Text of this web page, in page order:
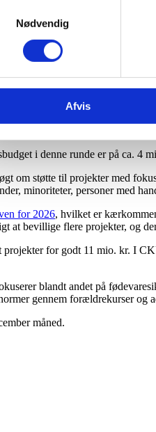
Nødvendig
Afvis
ansøgningsrunde
for CKU-puljen og ToRF-
ansøgningsrunde er der
og en betydelig interesse for at
i denne runde er på ca. 4
om støtte til projekter med
minoriteter, personer med
for 2026, hvilket er
at bevillige flere projekter, og
projekter for godt 11 mio. kr. I
blandt andet på
gennem forældrekurser og
måned.